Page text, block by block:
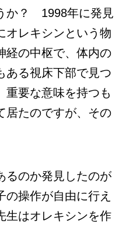
か？ 1998年に発見
オレキシンという物
経の中枢で、体内の
ある視床下部で見つ
重要な意味を持つも
居たのですが、その
のか発見したのが
の操作が自由に行え
生はオレキシンを作